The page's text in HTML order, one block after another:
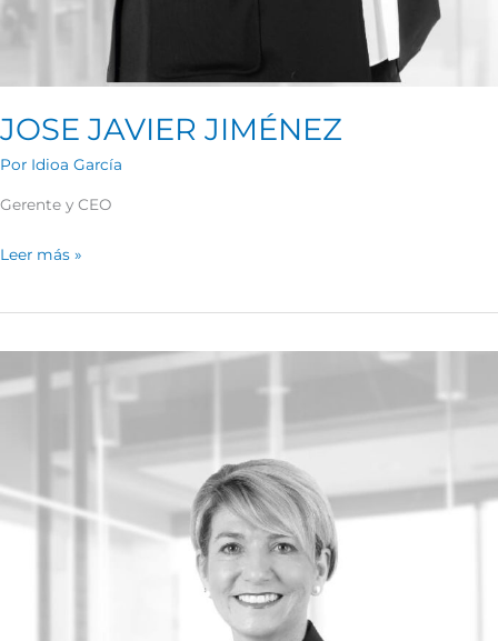
JOSE JAVIER JIMÉNEZ
Por Idioa García
Gerente y CEO
Leer más »
García